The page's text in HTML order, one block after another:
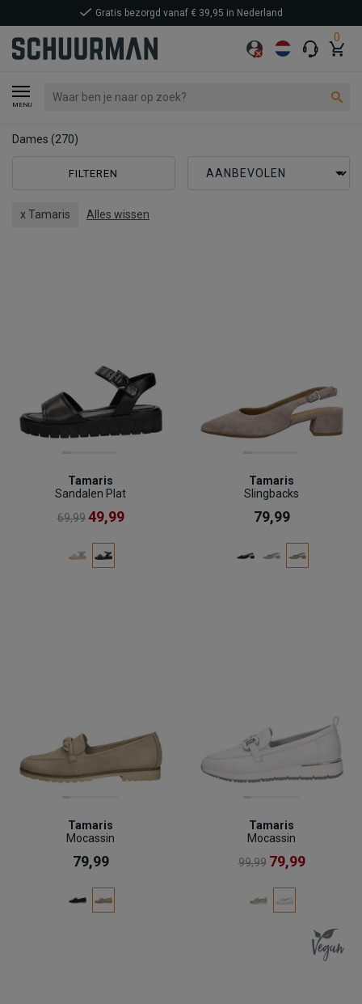
0
MENU
Dames (270)
FILTEREN
x Tamaris Alles wissen
Tamaris
Sandalen Plat
69,99 49,99
Tamaris
Slingbacks
79,99
Tamaris
Mocassin
79,99
Tamaris
Mocassin
99,99 79,99